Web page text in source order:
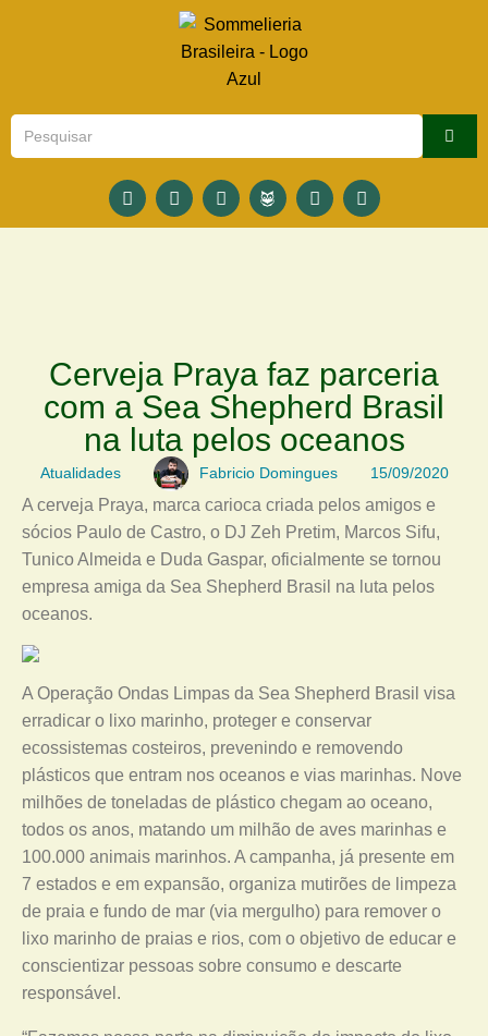
Cerveja Praya faz parceria
com a Sea Shepherd Brasil
na luta pelos oceanos
Atualidades Fabricio Domingues 15/09/2020
A cerveja Praya, marca carioca criada pelos amigos e
sócios Paulo de Castro, o DJ Zeh Pretim, Marcos Sifu,
Tunico Almeida e Duda Gaspar, oficialmente se tornou
empresa amiga da Sea Shepherd Brasil na luta pelos
oceanos.
A Operação Ondas Limpas da Sea Shepherd Brasil visa
erradicar o lixo marinho, proteger e conservar
ecossistemas costeiros, prevenindo e removendo
plásticos que entram nos oceanos e vias marinhas. Nove
milhões de toneladas de plástico chegam ao oceano,
todos os anos, matando um milhão de aves marinhas e
100.000 animais marinhos. A campanha, já presente em
7 estados e em expansão, organiza mutirões de limpeza
de praia e fundo de mar (via mergulho) para remover o
lixo marinho de praias e rios, com o objetivo de educar e
conscientizar pessoas sobre consumo e descarte
responsável.